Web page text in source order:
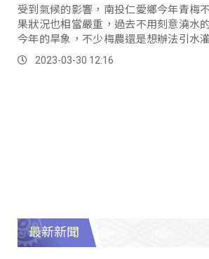
受到氣候的影響，南投仁愛鄉今年青梅
果狀況也相當嚴重，過去不用刻意澆水
今年的旱象，不少梅農還是想辦法引水
落果現象，讓農損不再擴大。
2023-03-30 12:16
最新新聞